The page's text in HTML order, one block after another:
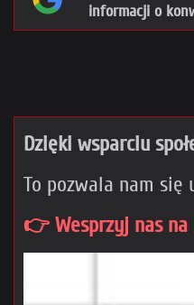
informacji o
Dzięki wsparciu
To pozwala nam się
👉 Wesprzyj nas